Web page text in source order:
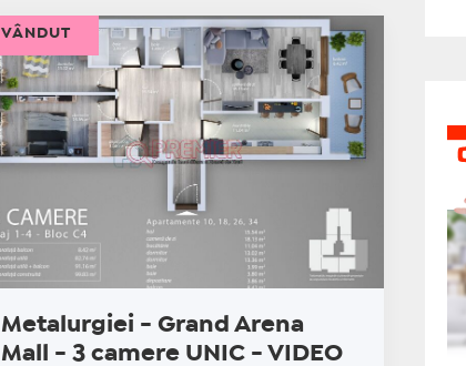
Metalurgiei - Grand Arena
Mall - 3 camere UNIC - VIDEO
VÂNDUT